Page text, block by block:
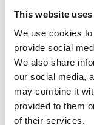
This website
We use cookies
provide social
We also share
our social media,
may combine it
provided to them
of their services.
Ian Schemper
Utställning